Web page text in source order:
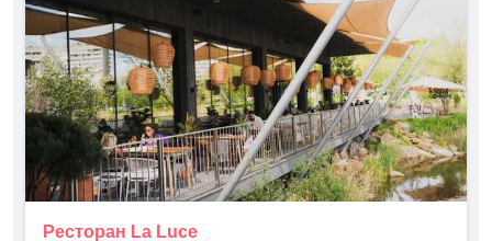
Ресторан La Luce